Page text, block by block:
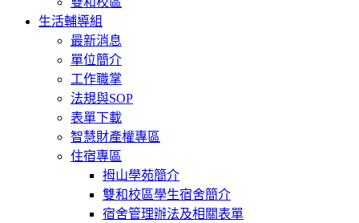
生活輔導組
最新消息
單位簡介
工作職掌
法規與SOP
表單下載
智慧財產權專區
住宿專區
拇山學苑簡介
雙和校區學生宿舍簡介
宿舍管理辦法及相關表單